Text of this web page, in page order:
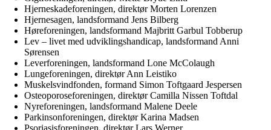
Hjerneskadeforeningen, direktør Morten Lorenzen
Hjernesagen, landsformand Jens Bilberg
Høreforeningen, landsformand Majbritt Garbul Tobberup
Lev – livet med udviklingshandicap, landsformand Anni
Sørensen
Leverforeningen, landsformand Lone McColaugh
Lungeforeningen, direktør Ann Leistiko
Muskelsvindfonden, formand Simon Toftgaard Jespersen
Osteoporoseforeningen, direktør Camilla Nissen Toftdal
Nyreforeningen, landsformand Malene Deele
Parkinsonforeningen, direktør Karina Madsen
Psoriasisforeningen, direktør Lars Werner